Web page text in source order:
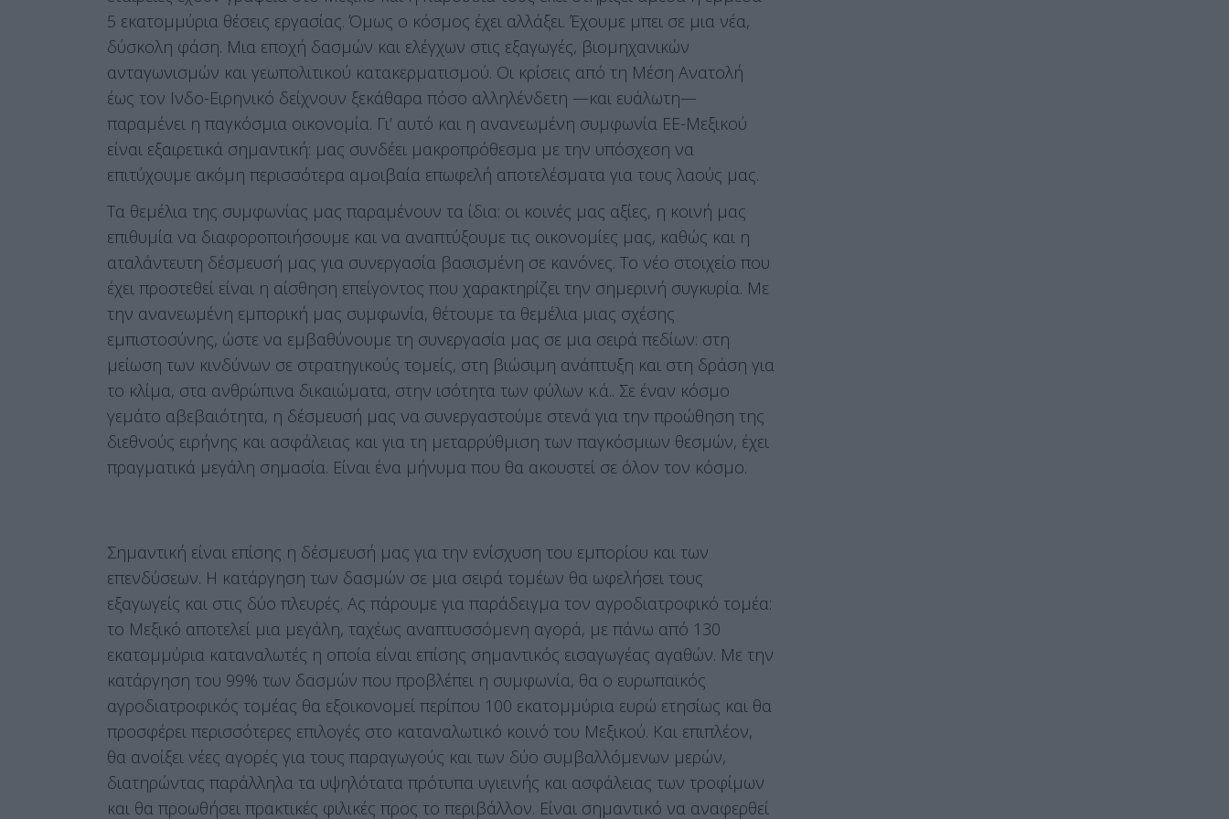
5 εκατομμύρια θέσεις εργασίας. Όμως ο κόσμος έχει αλλάξει. Έχουμε μπει σε μια νέα,
δύσκολη φάση. Μια εποχή δασμών και ελέγχων στις εξαγωγές, βιομηχανικών
ανταγωνισμών και γεωπολιτικού κατακερματισμού. Οι κρίσεις από τη Μέση Ανατολή
έως τον Ινδο-Ειρηνικό δείχνουν ξεκάθαρα πόσο αλληλένδετη —και ευάλωτη—
παραμένει η παγκόσμια οικονομία. Γι’ αυτό και η ανανεωμένη συμφωνία ΕΕ-Μεξικού
είναι εξαιρετικά σημαντική: μας συνδέει μακροπρόθεσμα με την υπόσχεση να
επιτύχουμε ακόμη περισσότερα αμοιβαία επωφελή αποτελέσματα για τους λαούς μας.
Τα θεμέλια της συμφωνίας μας παραμένουν τα ίδια: οι κοινές μας αξίες, η κοινή μας
επιθυμία να διαφοροποιήσουμε και να αναπτύξουμε τις οικονομίες μας, καθώς και η
αταλάντευτη δέσμευσή μας για συνεργασία βασισμένη σε κανόνες. Το νέο στοιχείο που
έχει προστεθεί είναι η αίσθηση επείγοντος που χαρακτηρίζει την σημερινή συγκυρία. Με
την ανανεωμένη εμπορική μας συμφωνία, θέτουμε τα θεμέλια μιας σχέσης
εμπιστοσύνης, ώστε να εμβαθύνουμε τη συνεργασία μας σε μια σειρά πεδίων: στη
μείωση των κινδύνων σε στρατηγικούς τομείς, στη βιώσιμη ανάπτυξη και στη δράση για
το κλίμα, στα ανθρώπινα δικαιώματα, στην ισότητα των φύλων κ.ά.. Σε έναν κόσμο
γεμάτο αβεβαιότητα, η δέσμευσή μας να συνεργαστούμε στενά για την προώθηση της
διεθνούς ειρήνης και ασφάλειας και για τη μεταρρύθμιση των παγκόσμιων θεσμών, έχει
πραγματικά μεγάλη σημασία. Είναι ένα μήνυμα που θα ακουστεί σε όλον τον κόσμο.
Σημαντική είναι επίσης η δέσμευσή μας για την ενίσχυση του εμπορίου και των
επενδύσεων. Η κατάργηση των δασμών σε μια σειρά τομέων θα ωφελήσει τους
εξαγωγείς και στις δύο πλευρές. Ας πάρουμε για παράδειγμα τον αγροδιατροφικό τομέα:
το Μεξικό αποτελεί μια μεγάλη, ταχέως αναπτυσσόμενη αγορά, με πάνω από 130
εκατομμύρια καταναλωτές η οποία είναι επίσης σημαντικός εισαγωγέας αγαθών. Με την
κατάργηση του 99% των δασμών που προβλέπει η συμφωνία, θα ο ευρωπαϊκός
αγροδιατροφικός τομέας θα εξοικονομεί περίπου 100 εκατομμύρια ευρώ ετησίως και θα
προσφέρει περισσότερες επιλογές στο καταναλωτικό κοινό του Μεξικού. Και επιπλέον,
θα ανοίξει νέες αγορές για τους παραγωγούς και των δύο συμβαλλόμενων μερών,
διατηρώντας παράλληλα τα υψηλότατα πρότυπα υγιεινής και ασφάλειας των τροφίμων
και θα προωθήσει πρακτικές φιλικές προς το περιβάλλον. Είναι σημαντικό να αναφερθεί